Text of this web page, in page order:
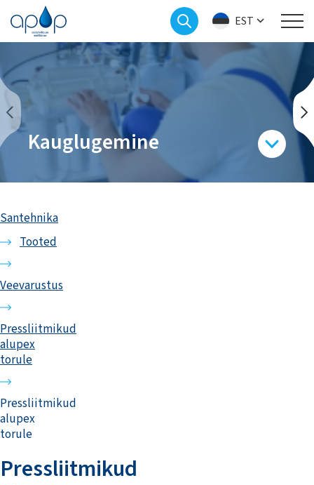
EST
Kauglugemine
Santehnika
Tooted
Veevarustus
Pressliitmikud
alupex
torule
Pressliitmikud
alupex
torule
Pressliitmikud